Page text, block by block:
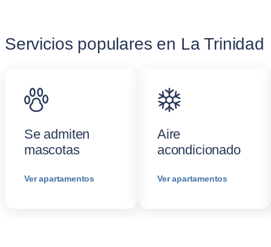
Servicios populares en La Trinidad
Se admiten
mascotas
Ver apartamentos
Aire
acondicionado
Ver apartamentos